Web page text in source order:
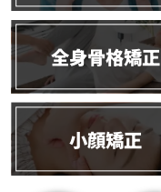
全身骨格矯正
小顔矯正